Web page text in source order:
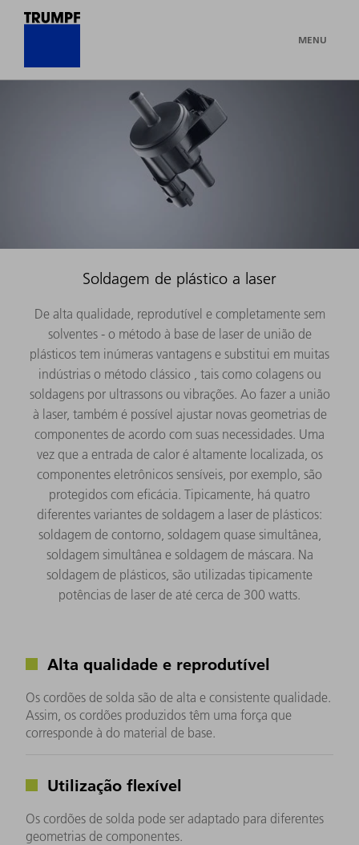
MENU
Soldagem de plástico a laser
De alta qualidade, reprodutível e completamente sem
solventes - o método à base de laser de união de
plásticos tem inúmeras vantagens e substitui em muitas
indústrias o método clássico , tais como colagens ou
soldagens por ultrassons ou vibrações. Ao fazer a união
à laser, também é possível ajustar novas geometrias de
componentes de acordo com suas necessidades. Uma
vez que a entrada de calor é altamente localizada, os
componentes eletrônicos sensíveis, por exemplo, são
protegidos com eficácia. Tipicamente, há quatro
diferentes variantes de soldagem a laser de plásticos:
soldagem de contorno, soldagem quase simultânea,
soldagem simultânea e soldagem de máscara. Na
soldagem de plásticos, são utilizadas tipicamente
potências de laser de até cerca de 300 watts.
Alta qualidade e reprodutível
Os cordões de solda são de alta e consistente qualidade.
Assim, os cordões produzidos têm uma força que
corresponde à do material de base.
Utilização flexível
Os cordões de solda pode ser adaptado para diferentes
geometrias de componentes.